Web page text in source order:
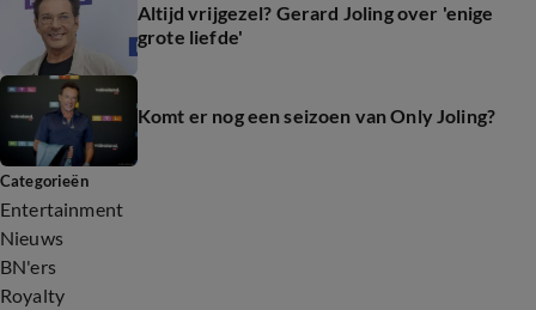
Altijd vrijgezel? Gerard Joling over 'enige
grote liefde'
Komt er nog een seizoen van Only Joling?
Categorieën
Entertainment
Nieuws
BN'ers
Royalty